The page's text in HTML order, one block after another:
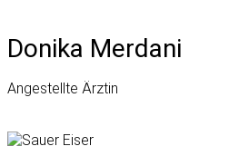
Donika Merdani
Angestellte Ärztin